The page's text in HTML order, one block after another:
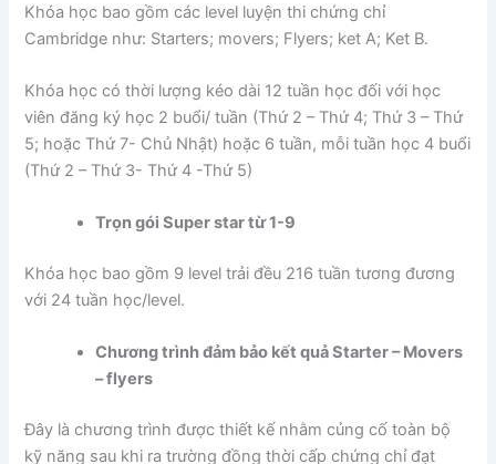
Khóa học bao gồm các level luyện thi chứng chỉ
Cambridge như: Starters; movers; Flyers; ket A; Ket B.
Khóa học có thời lượng kéo dài 12 tuần học đối với học
viên đăng ký học 2 buổi/ tuần (Thứ 2 – Thứ 4; Thứ 3 – Thứ
5; hoặc Thứ 7- Chủ Nhật) hoặc 6 tuần, mỗi tuần học 4 buổi
(Thứ 2 – Thứ 3- Thứ 4 -Thứ 5)
Trọn gói Super star từ 1-9
Khóa học bao gồm 9 level trải đều 216 tuần tương đương
với 24 tuần học/level.
Chương trình đảm bảo kết quả Starter – Movers
– flyers
Đây là chương trình được thiết kế nhằm củng cố toàn bộ
kỹ năng sau khi ra trường đồng thời cấp chứng chỉ đạt